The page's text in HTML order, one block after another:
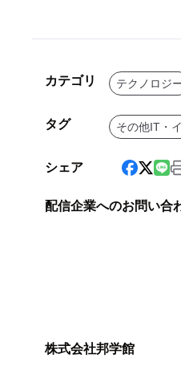
カテゴリ テクノロジ
タグ その他IT・
シェア
配信企業へのお問い合
株式会社邦学館